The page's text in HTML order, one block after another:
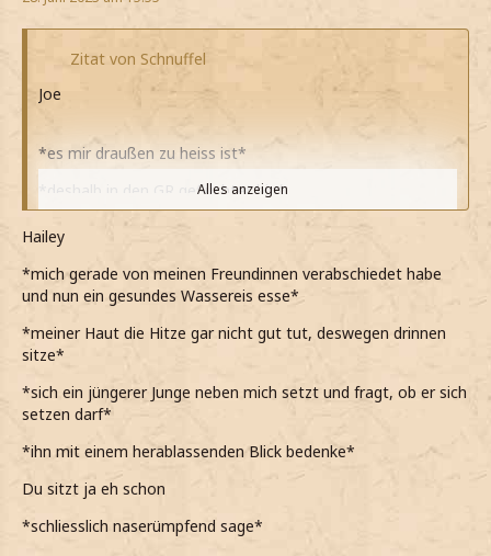
Zitat von Schnuffel
Joe
*es mir draußen zu heiss ist*
*deshalb in den GR geflüchtet bin*
*mich neben ein Mädchen setzte*
Hey, ist es in Ordnung wenn ich mich dazusetzte?
*sie frage*
Alles anzeigen
Hailey
*mich gerade von meinen Freundinnen verabschiedet habe
und nun ein gesundes Wassereis esse*
*meiner Haut die Hitze gar nicht gut tut, deswegen drinnen
sitze*
*sich ein jüngerer Junge neben mich setzt und fragt, ob er sich
setzen darf*
*ihn mit einem herablassenden Blick bedenke*
Du sitzt ja eh schon
*schliesslich naserümpfend sage*